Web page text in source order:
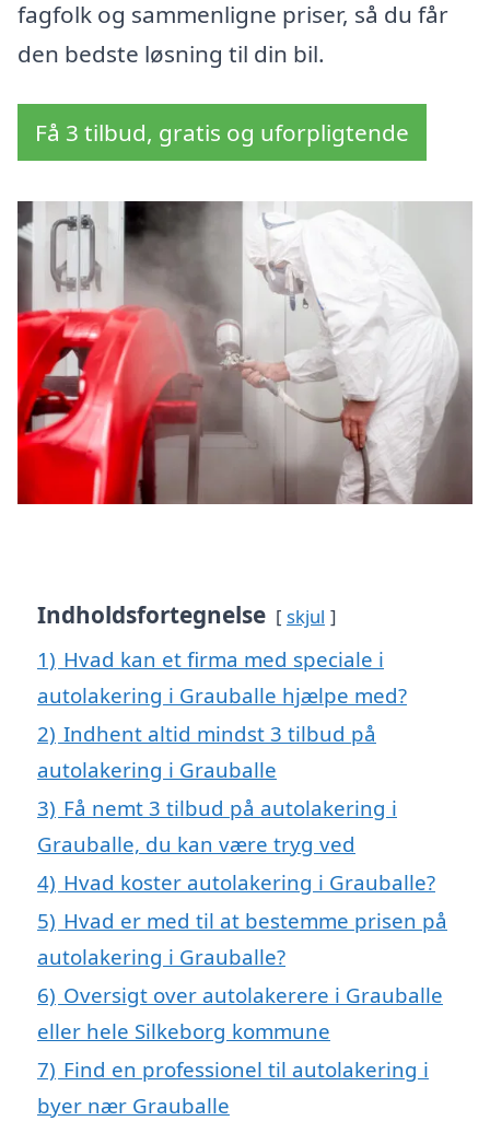
fagfolk og sammenligne priser, så du får
den bedste løsning til din bil.
Få 3 tilbud, gratis og uforpligtende
Indholdsfortegnelse skjul
1) Hvad kan et firma med speciale i
autolakering i Grauballe hjælpe med?
2) Indhent altid mindst 3 tilbud på
autolakering i Grauballe
3) Få nemt 3 tilbud på autolakering i
Grauballe, du kan være tryg ved
4) Hvad koster autolakering i Grauballe?
5) Hvad er med til at bestemme prisen på
autolakering i Grauballe?
6) Oversigt over autolakerere i Grauballe
eller hele Silkeborg kommune
7) Find en professionel til autolakering i
byer nær Grauballe